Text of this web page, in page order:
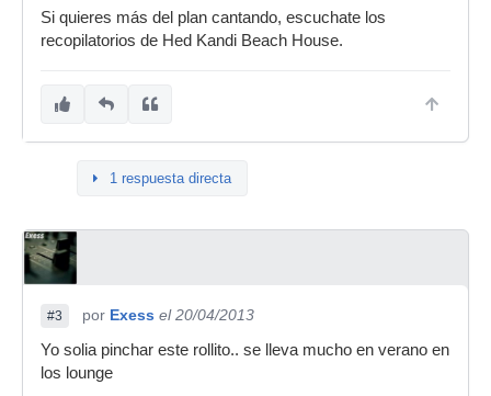
Si quieres más del plan cantando, escuchate los
recopilatorios de Hed Kandi Beach House.
1 respuesta directa
#3 por Exess el 20/04/2013
Yo solia pinchar este rollito.. se lleva mucho en verano en
los lounge